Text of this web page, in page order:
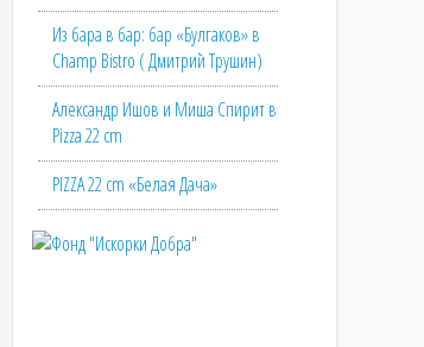
Из бара в бар: бар «Булгаков» в
Champ Bistro ( Дмитрий Трушин)
Александр Ишов и Миша Спирит в
Pizza 22 cm
PIZZA 22 cm «Белая Дача»